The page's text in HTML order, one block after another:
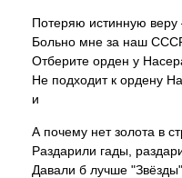
Потеряю истинную
Больно мне за наш
Отберите орден у
Не подходит к ордену
и
А почему нет золота в
Раздарили гады,
Давали б лучше